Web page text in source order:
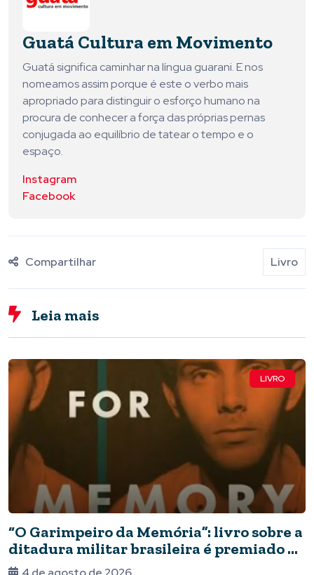
Guatá Cultura em Movimento
Guatá significa caminhar na língua guarani. E nos
nomeamos assim porque é este o verbo mais
apropriado para distinguir o esforço humano na
procura de conhecer a força das próprias pernas
conjugada ao equilíbrio de tatear o tempo e o
espaço.
Instagram
Facebook
Compartilhar Livro
Leia mais
LIVRO
“O Garimpeiro da Memória”: livro sobre a
ditadura militar brasileira é premiado no
Canadá